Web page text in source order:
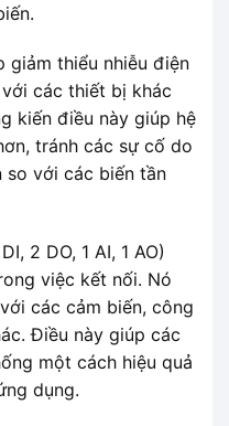
giảm thiểu nhiễu điện
các thiết bị khác
kiến điều này giúp hệ
tránh các sự cố do
so với các biến tần
2 DO, 1 AI, 1 AO)
việc kết nối. Nó
các cảm biến, công
Điều này giúp các
một cách hiệu quả
dụng.